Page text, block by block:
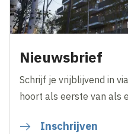
Nieuwsbrief
Schrijf je vrijblijvend in
hoort als eerste van als
Inschrijven